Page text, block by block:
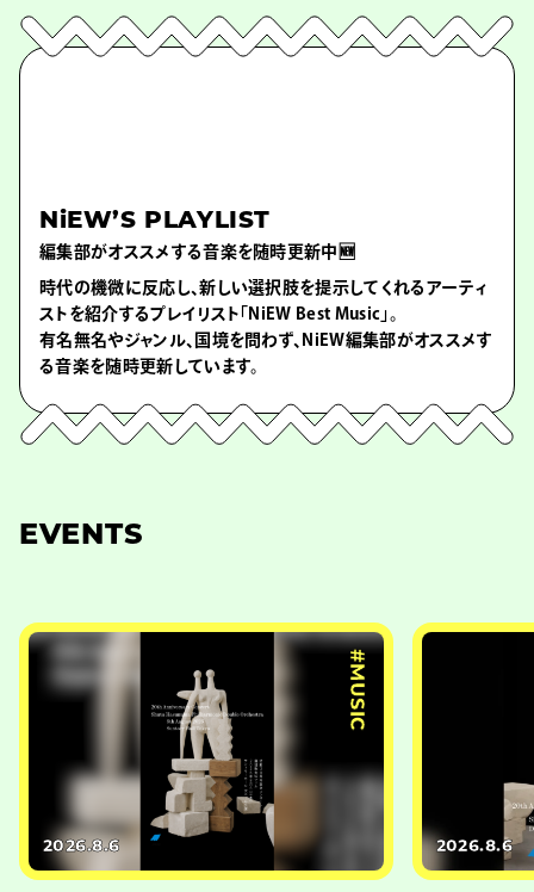
NiEW’S PLAYLIST
編集部がオススメする音楽を随時更新中🆕
時代の機微に反応し、新しい選択肢を提示してくれるアーティ
ストを紹介するプレイリスト「NiEW Best Music」。
有名無名やジャンル、国境を問わず、NiEW編集部がオススメす
る音楽を随時更新しています。
EVENTS
#MUSIC
2026.8.6 2026.8.6